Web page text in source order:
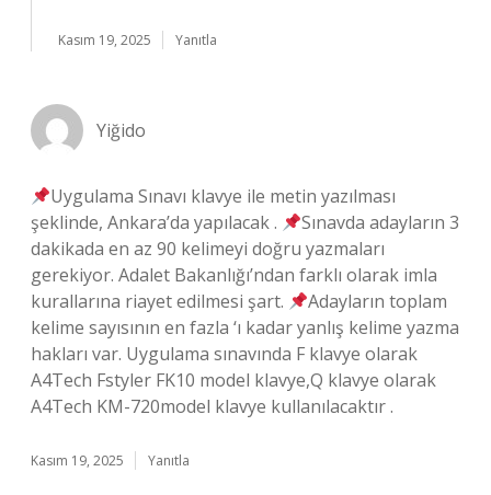
Kasım 19, 2025 Yanıtla
Yiğido
Uygulama Sınavı klavye ile metin yazılması
şeklinde, Ankara’da yapılacak .
Sınavda adayların 3
dakikada en az 90 kelimeyi doğru yazmaları
gerekiyor. Adalet Bakanlığı’ndan farklı olarak imla
kurallarına riayet edilmesi şart.
Adayların toplam
kelime sayısının en fazla ‘ı kadar yanlış kelime yazma
hakları var. Uygulama sınavında F klavye olarak
A4Tech Fstyler FK10 model klavye,Q klavye olarak
A4Tech KM-720model klavye kullanılacaktır .
Kasım 19, 2025 Yanıtla